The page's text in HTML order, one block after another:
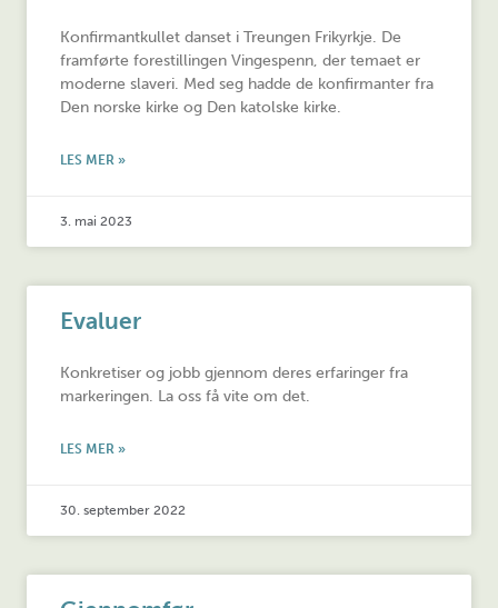
Konfirmantkullet danset i Treungen Frikyrkje. De
framførte forestillingen Vingespenn, der temaet er
moderne slaveri. Med seg hadde de konfirmanter fra
Den norske kirke og Den katolske kirke.
LES MER »
3. mai 2023
Evaluer
Konkretiser og jobb gjennom deres erfaringer fra
markeringen. La oss få vite om det.
LES MER »
30. september 2022